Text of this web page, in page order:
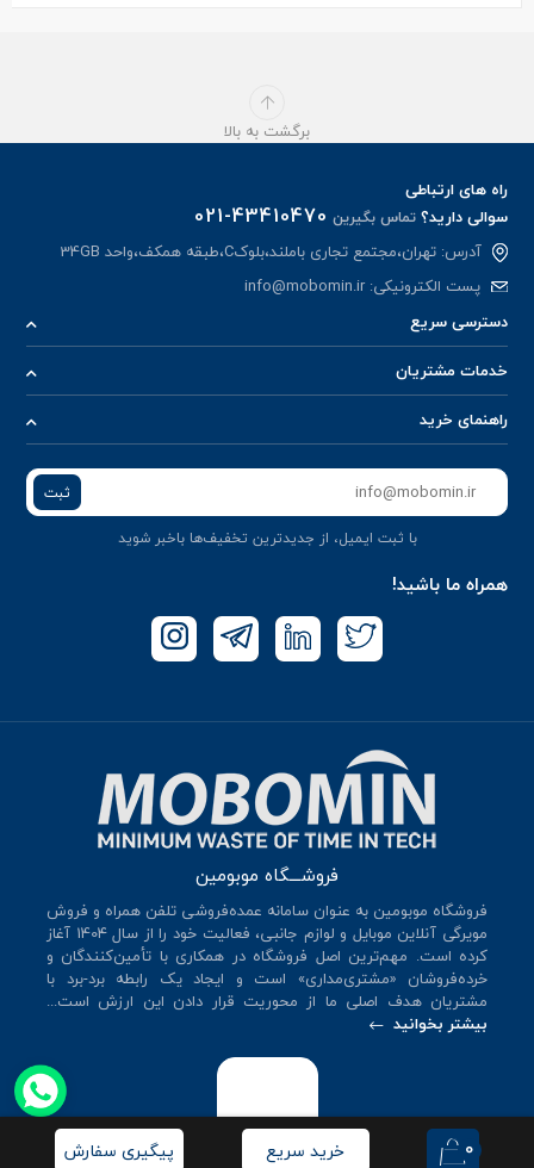
برگشت به بالا
راه های ارتباطی
سوالی دارید؟تماس بگیرین 021-43410470
آدرس: تهران،مجتمع تجاری باملند،بلوکC،طبقه همکف،واحد 34GB
پست الکترونیکی:info@mobomin.ir
دسترسی سریع
خدمات مشتریان
راهنمای خرید
ثبت
با ثبت ایمیل، از جدید‌ترین تخفیف‌ها با‌خبر شوید
همراه ما باشید!
فروشـــگاه موبومین
فروشگاه موبومین به عنوان سامانه عمده‌فروشی تلفن همراه و فروش
مویرگی آنلاین موبایل و لوازم جانبی، فعالیت خود را از سال 140۴ آغاز
کرده است. مهم‌ترین اصل فروشگاه در همکاری با تأمین‌کنندگان و
خرده‌فروشان «مشتری‌مداری» است و ایجاد یک رابطه برد-برد با
مشتریان هدف اصلی ما از محوریت قرار دادن این ارزش است...
بیشتر بخوانید
0 خرید سریع پیگیری سفارش